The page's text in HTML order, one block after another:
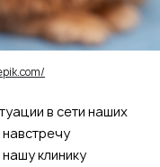
в сети наших
клинику